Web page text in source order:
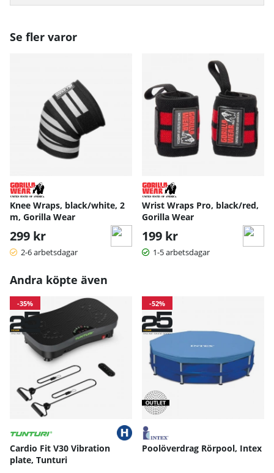
Se fler varor
Knee Wraps, black/white, 2
m, Gorilla Wear
299 kr
2-6 arbetsdagar
Wrist Wraps Pro, black/red,
Gorilla Wear
199 kr
1-5 arbetsdagar
Andra köpte även
-35%
Cardio Fit V30 Vibration
plate, Tunturi
-52%
Poolöverdrag Rörpool, Intex